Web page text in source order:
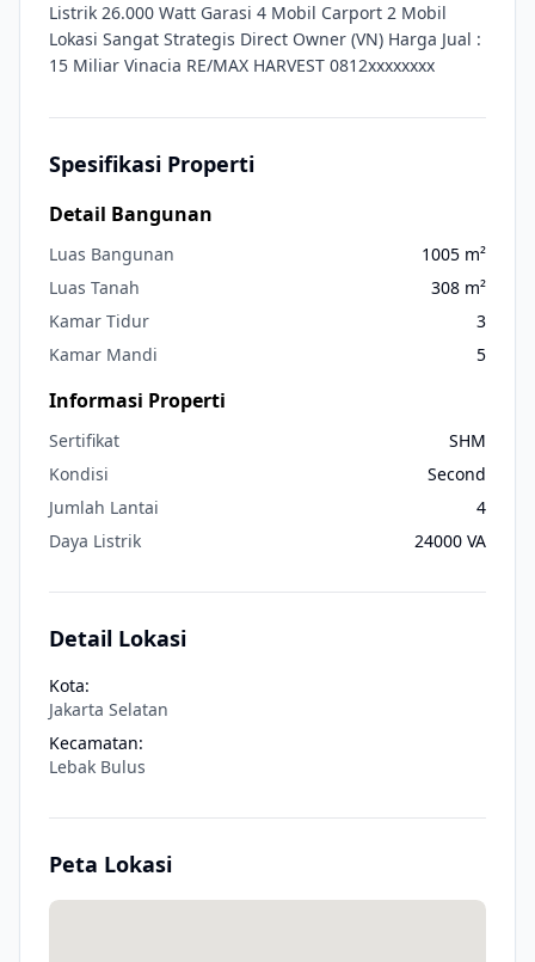
Listrik 26.000 Watt Garasi 4 Mobil Carport 2 Mobil
Lokasi Sangat Strategis Direct Owner (VN) Harga Jual :
15 Miliar Vinacia RE/MAX HARVEST 0812xxxxxxxx
Spesifikasi Properti
Detail Bangunan
Luas Bangunan 1005 m²
Luas Tanah
308 m²
Kamar Tidur
3
Kamar Mandi
5
Informasi Properti
Sertifikat
SHM
Kondisi
Second
Jumlah Lantai
4
Daya Listrik
24000 VA
Detail Lokasi
Kota:
Jakarta Selatan
Kecamatan:
Lebak Bulus
Peta Lokasi